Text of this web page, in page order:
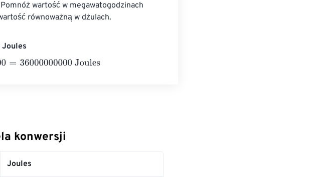
wartość w megawatogodzinach
równoważną w dżulach.
Joules
Joules
konwersji
Joules